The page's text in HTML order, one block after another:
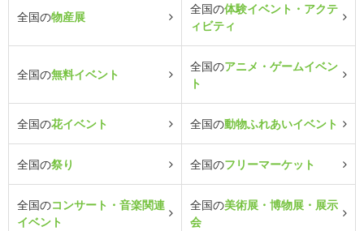
全国の物産展
全国の体験イベント・アクテ
ィビティ
全国の無料イベント
全国のアニメ・ゲームイベン
ト
全国の花イベント 全国の動物ふれあいイベント
全国の祭り 全国のフリーマーケット
全国のコンサート・音楽関連
イベント
全国の美術展・博物展・展示
会